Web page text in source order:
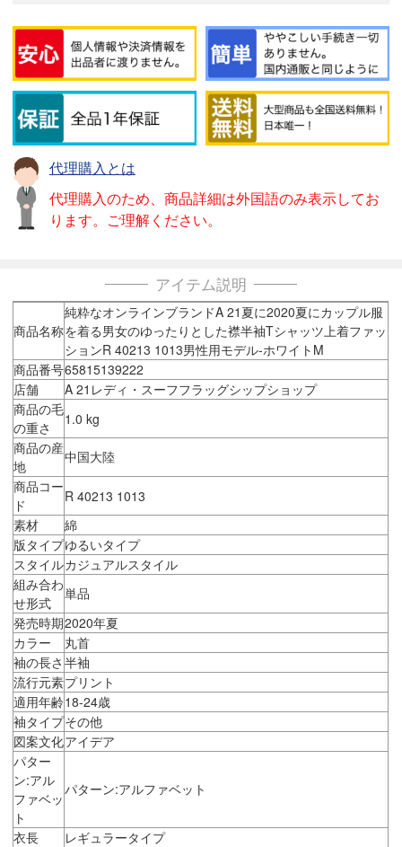
代理購入とは
代理購入のため、商品詳細は外国語のみ表示してお
ります。ご理解ください。
アイテム説明
商品名称
純粋なオンラインブランドA 21夏に2020夏にカップル服
を着る男女のゆったりとした襟半袖Tシャッツ上着ファッ
ションR 40213 1013男性用モデル-ホワイトM
商品番号65815139222
店舗
A 21レディ・スーフフラッグシップショップ
商品の毛
の重さ
1.0 kg
商品の産
地
中国大陸
商品コー
ド
R 40213 1013
素材
綿
版タイプゆるいタイプ
スタイルカジュアルスタイル
組み合わ
せ形式
単品
発売時期2020年夏
カラー
丸首
袖の長さ 半袖
流行元素プリント
適用年齢18-24歳
袖タイプその他
図案文化アイデア
パター
ン:アル
ファベッ
ト
パターン:アルファベット
衣長 レギュラータイプ